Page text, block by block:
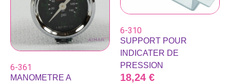
6-361
MANOMETRE A
6-310
SUPPORT POUR
INDICATER DE
PRESSION
18,24 €